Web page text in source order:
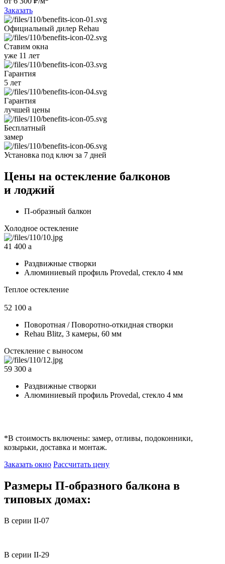
Заказать
Официальный дилер Rehau
Ставим окна
уже 11 лет
Гарантия
5 лет
Гарантия
лучшей цены
Бесплатный
замер
Установка под ключ за 7 дней
Цены на остекление балконов
и лоджий
П-образный балкон
Холодное остекление
41 400 a
Раздвижные створки
Алюминиевый профиль Provedal, стекло 4 мм
Теплое остекление
52 100 a
Поворотная / Поворотно-откидная створки
Rehau Blitz, 3 камеры, 60 мм
Остекление с выносом
59 300 a
Раздвижные створки
Алюминиевый профиль Provedal, стекло 4 мм
*В стоимость включены: замер, отливы, подоконники,
козырьки, доставка и монтаж.
Заказать окно Рассчитать цену
Размеры П-образного балкона в
типовых домах:
В серии II-07
В серии II-29